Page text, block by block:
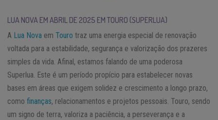
LUA NOVA EM ABRIL DE 2025 EM TOURO (SUPERLUA)
A Lua Nova em Touro traz uma energia especial de renovação
voltada para a estabilidade, segurança e valorização dos prazeres
simples da vida. Afinal, estamos falando de uma poderosa
Superlua. Este é um período propício para estabelecer novas
bases em áreas que exigem solidez e crescimento a longo prazo,
como finanças, relacionamentos e projetos pessoais. Touro, sendo
um signo de terra, valoriza a paciência, a perseverança e a